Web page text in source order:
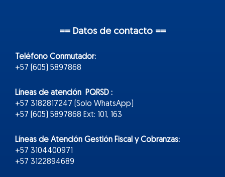
== Datos de contacto ==
Teléfono Conmutador:
+57 (605) 5897868
Líneas de atención PQRSD :
+57 3182817247 (Solo WhatsApp)
+57 (605) 5897868 Ext: 101, 163
Líneas de Atención Gestión Fiscal y Cobranzas:
+57 3104400971
+57 3122894689